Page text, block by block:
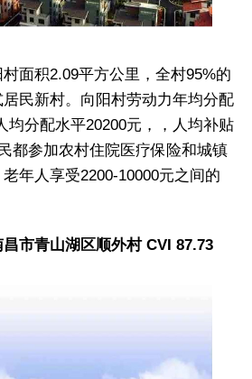
面积2.09平方公里，全村95%的
民新村。向阳村劳动力年均分配
均分配水平20200元，，人均补贴
都参加农村住院医疗保险和城镇
年人享受2200-10000元之间的
市青山湖区顺外村 CVI 87.73